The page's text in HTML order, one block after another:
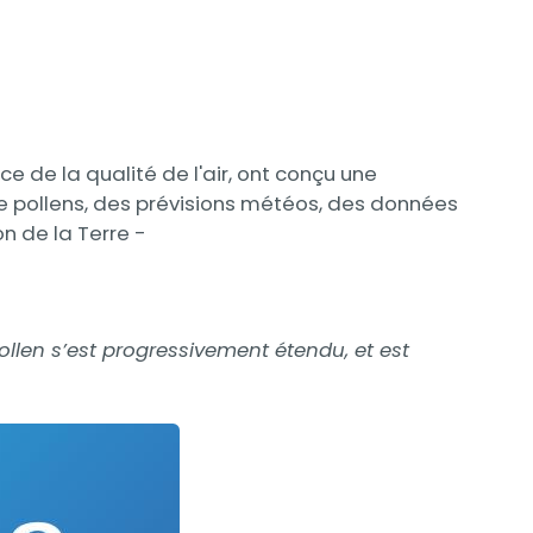
de la qualité de l'air, ont conçu une
des prévisions météos, des données
de la Terre -
s’est progressivement étendu, et est